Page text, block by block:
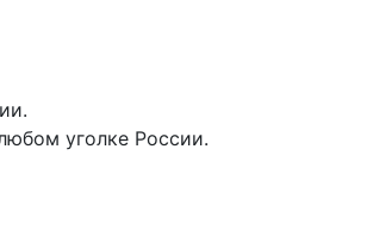
уголке России.